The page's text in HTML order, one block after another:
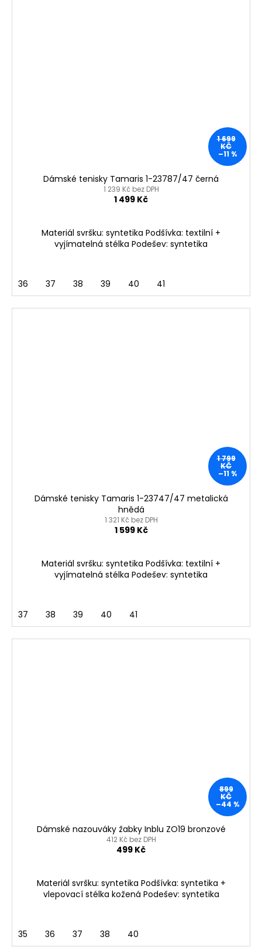
1 699
KČ
–11 %
Dámské tenisky Tamaris 1-23787/47 černá
1 239 Kč bez DPH
1 499 Kč
Materiál svršku: syntetika Podšívka: textilní +
vyjímatelná stélka Podešev: syntetika
36 37 38 39 40 41
1 799
KČ
–11 %
Dámské tenisky Tamaris 1-23747/47 metalická
hnědá
1 321 Kč bez DPH
1 599 Kč
Materiál svršku: syntetika Podšívka: textilní +
vyjímatelná stélka Podešev: syntetika
37 38 39 40 41
899
KČ
–44 %
Dámské nazouváky žabky Inblu ZO19 bronzové
412 Kč bez DPH
499 Kč
Materiál svršku: syntetika Podšívka: syntetika +
vlepovací stélka kožená Podešev: syntetika
35 36 37 38 40